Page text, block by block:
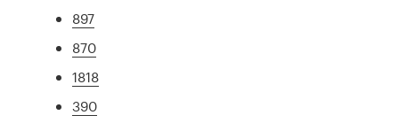
897
870
1818
390